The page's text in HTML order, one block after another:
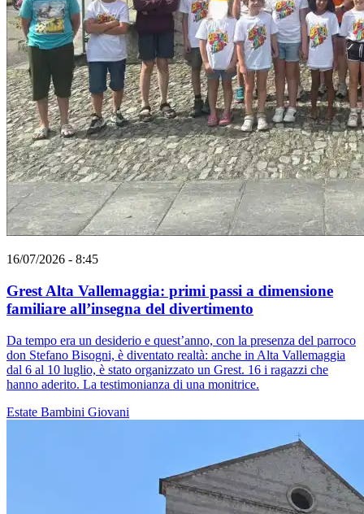
16/07/2026 - 8:45
Grest Alta Vallemaggia: primi passi a dimensione
familiare all’insegna del divertimento
Da tempo era un desiderio e quest’anno, con la presenza del parroco
don Stefano Bisogni, è diventato realtà: anche in Alta Vallemaggia
dal 6 al 10 luglio, è stato organizzato un Grest. 16 i ragazzi che
hanno aderito. La testimonianza di una monitrice.
Estate Bambini Giovani